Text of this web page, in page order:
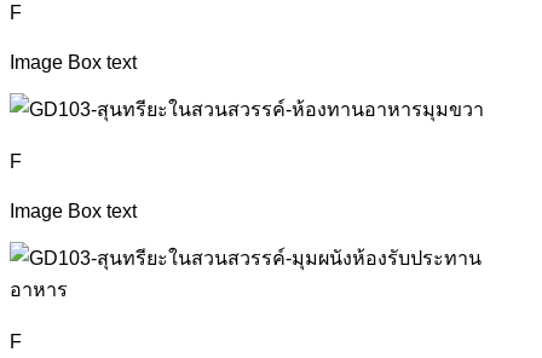
F
Image Box text
F
Image Box text
F